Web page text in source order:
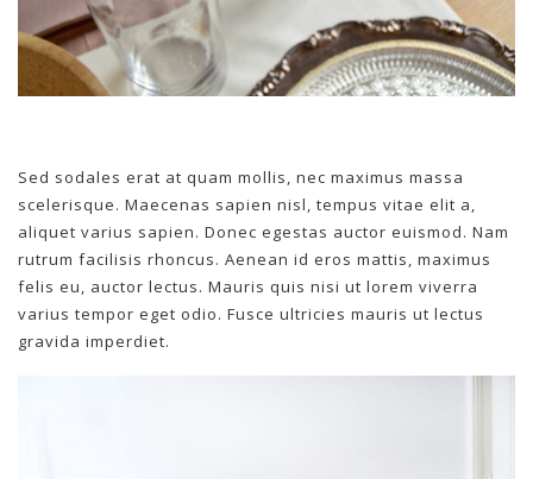
Sed sodales erat at quam mollis, nec maximus massa
scelerisque. Maecenas sapien nisl, tempus vitae elit a,
aliquet varius sapien. Donec egestas auctor euismod. Nam
rutrum facilisis rhoncus. Aenean id eros mattis, maximus
felis eu, auctor lectus. Mauris quis nisi ut lorem viverra
varius tempor eget odio. Fusce ultricies mauris ut lectus
gravida imperdiet.